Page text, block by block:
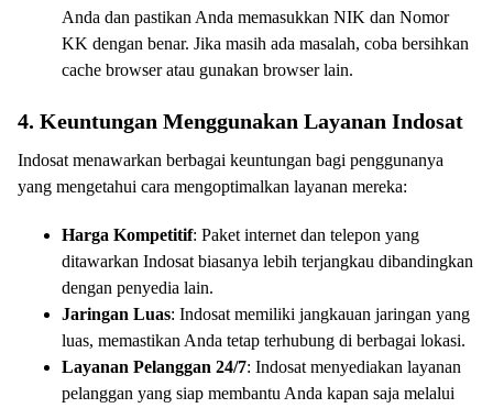
Anda dan pastikan Anda memasukkan NIK dan Nomor
KK dengan benar. Jika masih ada masalah, coba bersihkan
cache browser atau gunakan browser lain.
4. Keuntungan Menggunakan Layanan Indosat
Indosat menawarkan berbagai keuntungan bagi penggunanya
yang mengetahui cara mengoptimalkan layanan mereka:
Harga Kompetitif: Paket internet dan telepon yang
ditawarkan Indosat biasanya lebih terjangkau dibandingkan
dengan penyedia lain.
Jaringan Luas: Indosat memiliki jangkauan jaringan yang
luas, memastikan Anda tetap terhubung di berbagai lokasi.
Layanan Pelanggan 24/7: Indosat menyediakan layanan
pelanggan yang siap membantu Anda kapan saja melalui